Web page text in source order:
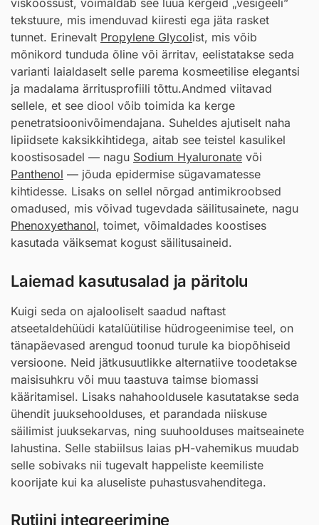
viskoossust, võimaldab see luua kergeid „vesigeeli”
tekstuure, mis imenduvad kiiresti ega jäta rasket
tunnet. Erinevalt Propylene Glycolist, mis võib
mõnikord tunduda õline või ärritav, eelistatakse seda
varianti laialdaselt selle parema kosmeetilise elegantsi
ja madalama ärritusprofiili tõttu.Andmed viitavad
sellele, et see diool võib toimida ka kerge
penetratsioonivõimendajana. Suheldes ajutiselt naha
lipiidsete kaksikkihtidega, aitab see teistel kasulikel
koostisosadel — nagu Sodium Hyaluronate või
Panthenol — jõuda epidermise sügavamatesse
kihtidesse. Lisaks on sellel nõrgad antimikroobsed
omadused, mis võivad tugevdada säilitusainete, nagu
Phenoxyethanol, toimet, võimaldades koostises
kasutada väiksemat kogust säilitusaineid.
Laiemad kasutusalad ja päritolu
Kuigi seda on ajalooliselt saadud naftast
atseetaldehüüdi katalüütilise hüdrogeenimise teel, on
tänapäevased arengud toonud turule ka biopõhiseid
versioone. Neid jätkusuutlikke alternatiive toodetakse
maisisuhkru või muu taastuva taimse biomassi
kääritamisel. Lisaks nahahooldusele kasutatakse seda
ühendit juuksehoolduses, et parandada niiskuse
säilimist juuksekarvas, ning suuhoolduses maitseainete
lahustina. Selle stabiilsus laias pH-vahemikus muudab
selle sobivaks nii tugevalt happeliste keemiliste
koorijate kui ka aluseliste puhastusvahenditega.
Rutiini integreerimine